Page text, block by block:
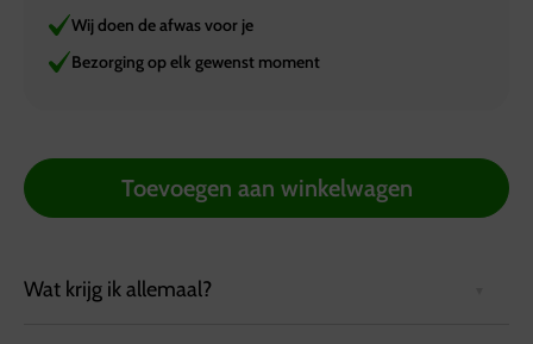
Wij doen de afwas voor je
Bezorging op elk gewenst moment
Toevoegen aan winkelwagen
Wat krijg ik allemaal?